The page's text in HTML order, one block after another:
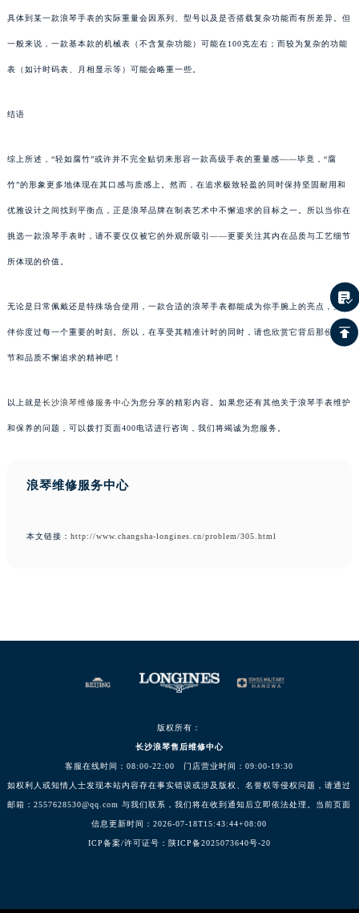
具体到某一款浪琴手表的实际重量会因系列、型号以及是否搭载复杂功能而有所差异。但
一般来说，一款基本款的机械表（不含复杂功能）可能在100克左右；而较为复杂的功能
表（如计时码表、月相显示等）可能会略重一些。
结语
综上所述，“轻如腐竹”或许并不完全贴切来形容一款高级手表的重量感——毕竟，“腐
竹”的形象更多地体现在其口感与质感上。然而，在追求极致轻盈的同时保持坚固耐用和
优雅设计之间找到平衡点，正是浪琴品牌在制表艺术中不懈追求的目标之一。所以当你在
挑选一款浪琴手表时，请不要仅仅被它的外观所吸引——更要关注其内在品质与工艺细节
所体现的价值。
无论是日常佩戴还是特殊场合使用，一款合适的浪琴手表都能成为你手腕上的亮点，并陪
伴你度过每一个重要的时刻。所以，在享受其精准计时的同时，请也欣赏它背后那份对细
节和品质不懈追求的精神吧！
以上就是长沙浪琴维修服务中心为您分享的精彩内容。如果您还有其他关于浪琴手表维护
和保养的问题，可以拨打页面400电话进行咨询，我们将竭诚为您服务。
浪琴维修服务中心
本文链接： http://www.changsha-longines.cn/problem/305.html
版权所有：
长沙浪琴售后维修中心
客服在线时间：08:00-22:00 门店营业时间：09:00-19:30
如权利人或知情人士发现本站内容存在事实错误或涉及版权、名誉权等侵权问题，请通过
邮箱：2557628530@qq.com 与我们联系，我们将在收到通知后立即依法处理。当前页面
信息更新时间：2026-07-18T15:43:44+08:00
ICP备案/许可证号：陕ICP备2025073640号-20